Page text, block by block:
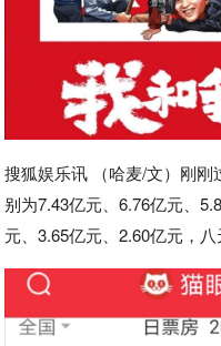
搜狐娱乐讯 （哈麦/文）刚
别为7.43亿元、6.76亿元、
元、3.65亿元、2.60亿元，八